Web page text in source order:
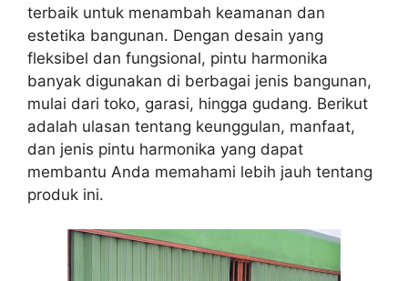
terbaik untuk menambah keamanan dan
estetika bangunan. Dengan desain yang
fleksibel dan fungsional, pintu harmonika
banyak digunakan di berbagai jenis bangunan,
mulai dari toko, garasi, hingga gudang. Berikut
adalah ulasan tentang keunggulan, manfaat,
dan jenis pintu harmonika yang dapat
membantu Anda memahami lebih jauh tentang
produk ini.